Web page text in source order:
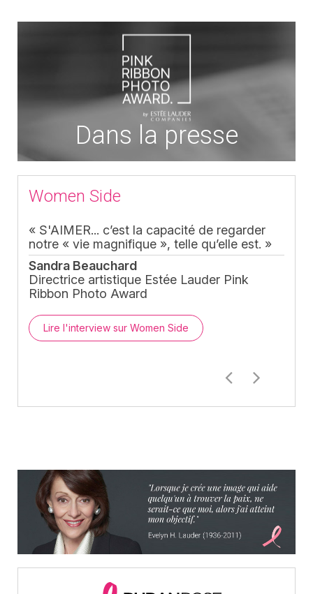
Dans la presse
Women Side
« S'AIMER... c’est la capacité de regarder
notre « vie magnifique », telle qu’elle est. »
Sandra Beauchard
Directrice artistique Estée Lauder Pink
Ribbon Photo Award
Lire l'interview sur Women Side
Henk van der Mark- Pdt Estée Lauder
Companies France (2012)
Le Monde Culture et idées